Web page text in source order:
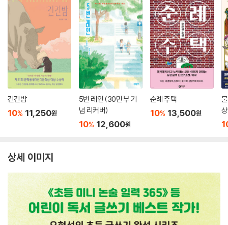
긴긴밤
10% 11,250원
5번 레인 (30만 부 기
념 리커버)
10% 12,600원
순례 주택
10% 13,500원
상세 이미지